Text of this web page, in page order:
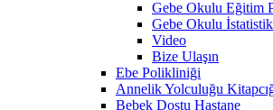
Gebe Okulu Eğitim
Gebe Okulu
Video
Bize Ulaşın
Ebe Polikliniği
Annelik Yolculuğu
Bebek Dostu Hastane